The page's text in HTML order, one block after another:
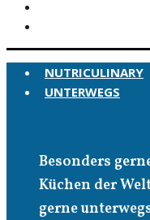
NUTRICULINARY
UNTERWEGS
Besonders
Küchen der
gerne